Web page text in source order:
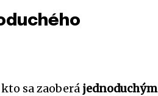
sa zaoberá jednoduchým